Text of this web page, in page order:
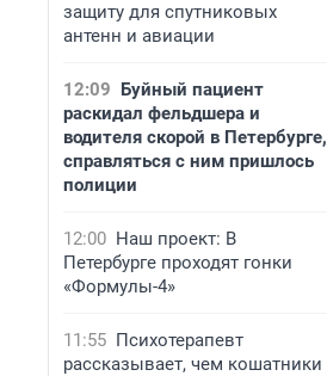
защиту для спутниковых
антенн и авиации
12:09 Буйный пациент
раскидал фельдшера и
водителя скорой в Петербурге,
справляться с ним пришлось
полиции
12:00 Наш проект: В
Петербурге проходят гонки
«Формулы-4»
11:55 Психотерапевт
рассказывает, чем кошатники